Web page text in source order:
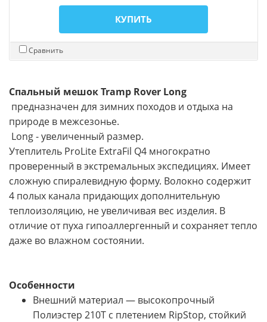
КУПИТЬ
Сравнить
Спальный мешок Tramp Rover Long
предназначен для зимних походов и отдыха на
природе в межсезонье.
Long - увеличенный размер.
Утеплитель ProLite ExtraFil Q4 многократно
проверенный в экстремальных экспедициях. Имеет
сложную спиралевидную форму. Волокно содержит
4 полых канала придающих дополнительную
теплоизоляцию, не увеличивая вес изделия. В
отличие от пуха гипоаллергенный и сохраняет тепло
даже во влажном состоянии.
Особенности
Внешний материал — высокопрочный
Полиэстер 210T с плетением RipStop, стойкий